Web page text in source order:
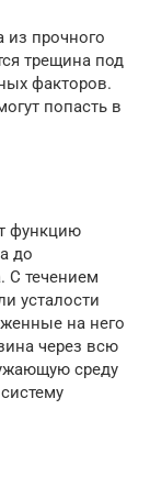
из прочного
трещина под
факторов.
попасть в
функцию
до
С течением
усталости
на него
через всю
среду